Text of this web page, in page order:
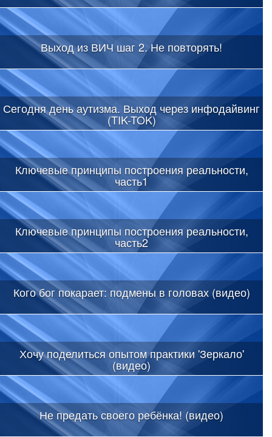
Выход из ВИЧ шаг 2. Не повторять!
Сегодня день аутизма. Выход через инфодайвинг
(TIK-TOK)
Ключевые принципы построения реальности,
часть1
Ключевые принципы построения реальности,
часть2
Кого бог покарает: подмены в головах (видео)
Хочу поделиться опытом практики 'Зеркало'
(видео)
Не предать своего ребёнка! (видео)